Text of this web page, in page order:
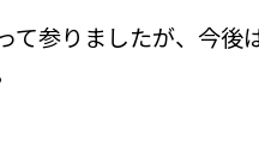
て参りましたが、今後